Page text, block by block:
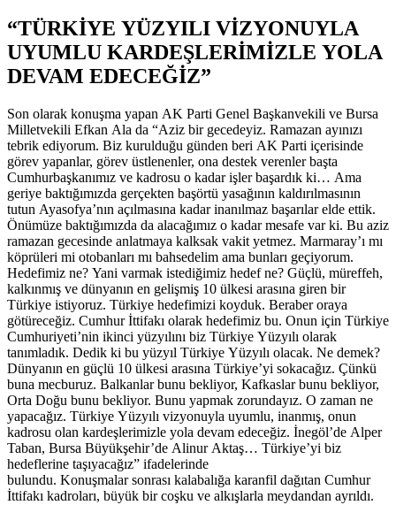
“TÜRKİYE YÜZYILI VİZYONUYLA
UYUMLU KARDEŞLERİMİZLE YOLA
DEVAM EDECEĞİZ”
Son olarak konuşma yapan AK Parti Genel Başkanvekili ve Bursa
Milletvekili Efkan Ala da “Aziz bir gecedeyiz. Ramazan ayınızı
tebrik ediyorum. Biz kurulduğu günden beri AK Parti içerisinde
görev yapanlar, görev üstlenenler, ona destek verenler başta
Cumhurbaşkanımız ve kadrosu o kadar işler başardık ki… Ama
geriye baktığımızda gerçekten başörtü yasağının kaldırılmasının
tutun Ayasofya’nın açılmasına kadar inanılmaz başarılar elde ettik.
Önümüze baktığımızda da alacağımız o kadar mesafe var ki. Bu aziz
ramazan gecesinde anlatmaya kalksak vakit yetmez. Marmaray’ı mı
köprüleri mi otobanları mı bahsedelim ama bunları geçiyorum.
Hedefimiz ne? Yani varmak istediğimiz hedef ne? Güçlü, müreffeh,
kalkınmış ve dünyanın en gelişmiş 10 ülkesi arasına giren bir
Türkiye istiyoruz. Türkiye hedefimizi koyduk. Beraber oraya
götüreceğiz. Cumhur İttifakı olarak hedefimiz bu. Onun için Türkiye
Cumhuriyeti’nin ikinci yüzyılını biz Türkiye Yüzyılı olarak
tanımladık. Dedik ki bu yüzyıl Türkiye Yüzyılı olacak. Ne demek?
Dünyanın en güçlü 10 ülkesi arasına Türkiye’yi sokacağız. Çünkü
buna mecburuz. Balkanlar bunu bekliyor, Kafkaslar bunu bekliyor,
Orta Doğu bunu bekliyor. Bunu yapmak zorundayız. O zaman ne
yapacağız. Türkiye Yüzyılı vizyonuyla uyumlu, inanmış, onun
kadrosu olan kardeşlerimizle yola devam edeceğiz. İnegöl’de Alper
Taban, Bursa Büyükşehir’de Alinur Aktaş… Türkiye’yi biz
hedeflerine taşıyacağız” ifadelerinde
bulundu. Konuşmalar sonrası kalabalığa karanfil dağıtan Cumhur
İttifakı kadroları, büyük bir coşku ve alkışlarla meydandan ayrıldı.